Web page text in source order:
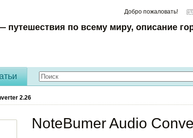
Добро пожаловать!
путешествия по всему миру, описание
2.26
NoteBumer Audio